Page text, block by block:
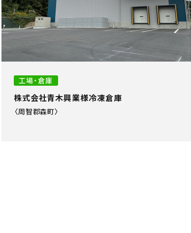
工場・倉庫
株式会社青木興業様冷凍倉庫
〈周智郡森町〉